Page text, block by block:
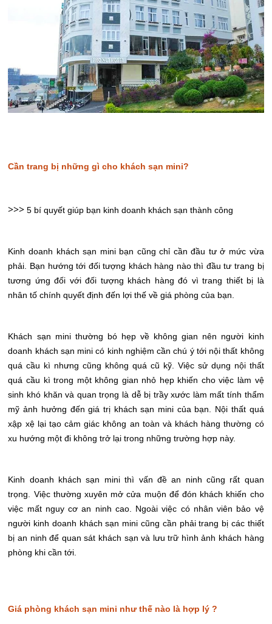
Cần trang bị những gì cho khách sạn mini?
>>>5 bí quyết giúp bạn kinh doanh khách sạn thành công
Kinh doanh khách sạn mini bạn cũng chỉ cần đầu tư ở mức vừa
phải. Bạn hướng tới đối tượng khách hàng nào thì đầu tư trang bị
tương ứng đối với đối tượng khách hàng đó vì trang thiết bị là
nhân tố chính quyết định đến lợi thế về giá phòng của bạn.
Khách sạn mini thường bó hẹp về không gian nên người kinh
doanh khách sạn mini có kinh nghiệm cần chú ý tới nội thất không
quá cầu kì nhưng cũng không quá cũ kỹ. Việc sử dụng nội thất
quá cầu kì trong một không gian nhỏ hẹp khiến cho việc làm vệ
sinh khó khăn và quan trọng là dễ bị trầy xước làm mất tính thẩm
mỹ ảnh hưởng đến giá trị khách sạn mini của bạn. Nội thất quá
xập xệ lại tạo cảm giác không an toàn và khách hàng thường có
xu hướng một đi không trở lại trong những trường hợp này.
Kinh doanh khách sạn mini thì vấn đề an ninh cũng rất quan
trọng. Việc thường xuyên mở cửa muộn để đón khách khiến cho
việc mất nguy cơ an ninh cao. Ngoài việc có nhân viên bảo vệ
người kinh doanh khách sạn mini cũng cần phải trang bị các thiết
bị an ninh để quan sát khách sạn và lưu trữ hình ảnh khách hàng
phòng khi cần tới.
Giá phòng khách sạn mini như thế nào là hợp lý ?